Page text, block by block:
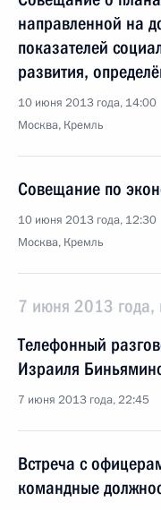
направленной на
показателей
развития,
10 июня 2013 года, 14:00
Москва, Кремль
Совещание по
10 июня 2013 года, 12:30
Москва, Кремль
7 июня 2013 года,
Телефонный
Израиля
7 июня 2013 года, 22:45
Встреча с
командные